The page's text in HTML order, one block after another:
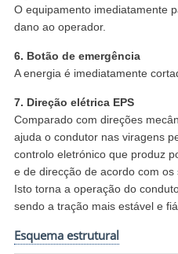
O equipamento imediatamente
dano ao operador.
6. Botão de emergência
A energia é imediatamente
7. Direção elétrica EPS
Comparado com direções
ajuda o condutor nas viragens
controlo eletrónico que produz
e de direcção de acordo com os
Isto torna a operação do
sendo a tração mais estável e
Esquema estrutural